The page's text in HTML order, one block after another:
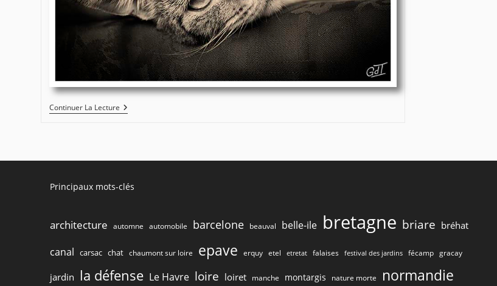
Continuer La LectureIngré
–
Principaux mots-clés
architecture automne automobile barcelone beauval belle-ile bretagne briare bréhat
canal carsac chat chaumont sur loire epave erquy etel etretat falaises festival des jardins fécamp gracay
jardin la défense Le Havre loire loiret manche montargis nature morte normandie